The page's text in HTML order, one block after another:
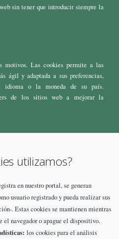
sin tener que introducir siempre la
motivos. Las cookies permite a las
ágil y adaptada a sus preferencias,
idioma o la moneda de su país.
de los sitios web a mejorar la
utilizamos?
en nuestro portal, se generan
usuario registrado y pueda realizar sus
. Estas cookies se mantienen mientras
el navegador o apague el dispositivo.
los cookies para el análisis